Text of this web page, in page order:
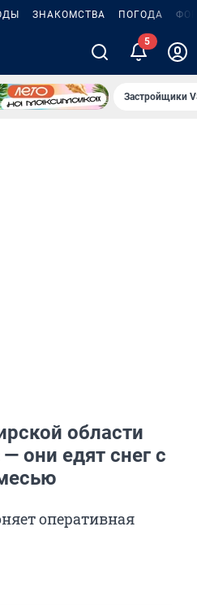
ЗНАКОМСТВА ПОГОДА
Застройщики
области
они едят снег с
оперативная